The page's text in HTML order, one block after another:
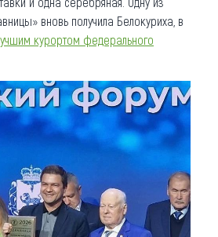
вновь получила Белокуриха, в
курортом федерального